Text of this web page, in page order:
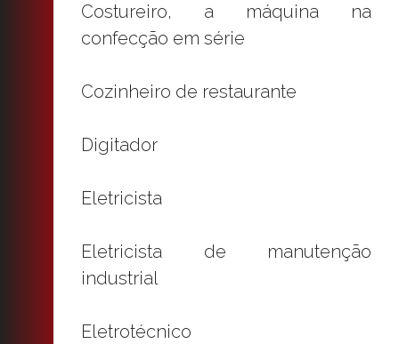
Costureiro, a máquina na
confecção em série
Cozinheiro de restaurante
Digitador
Eletricista
Eletricista de manutenção
industrial
Eletrotécnico